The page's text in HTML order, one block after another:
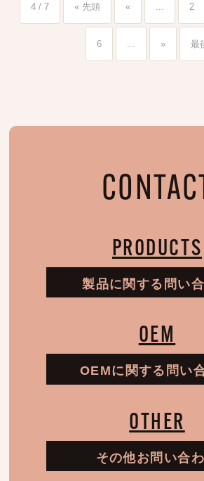
4 / 7 « 先頭 « ... 2
6 ... » 最
PRODUCTS
製品に関する問い
OEM
OEMに関する問い
OTHER
その他お問い合